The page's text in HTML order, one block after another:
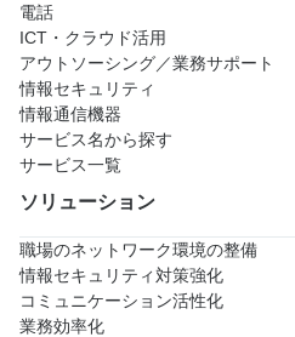
電話
ICT・クラウド活用
アウトソーシング／業務サポート
情報セキュリティ
情報通信機器
サービス名から探す
サービス一覧
ソリューション
職場のネットワーク環境の整備
情報セキュリティ対策強化
コミュニケーション活性化
業務効率化